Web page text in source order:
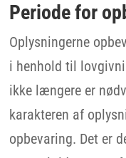
Periode for
Oplysningerne
i henhold til
ikke længere er
karakteren af
opbevaring. Det er